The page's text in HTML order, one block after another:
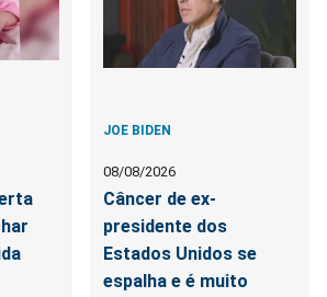
JOE BIDEN
08/08/2026
Câncer de ex-
presidente dos
Estados Unidos se
espalha e é muito